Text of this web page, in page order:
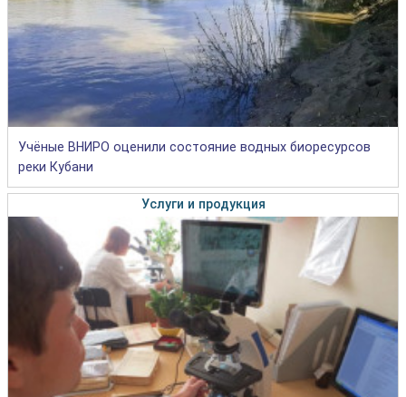
Учёные ВНИРО оценили состояние водных биоресурсов
реки Кубани
Услуги и продукция